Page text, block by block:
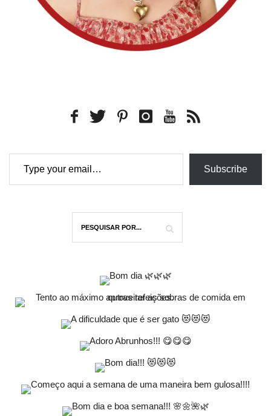
Type your email…
Subscribe